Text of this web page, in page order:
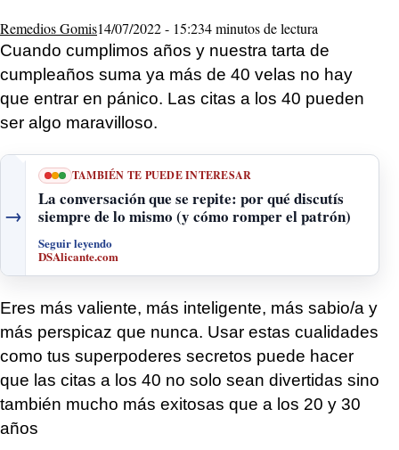
Remedios Gomis14/07/2022 - 15:234 minutos de lectura
Cuando cumplimos años y nuestra tarta de
cumpleaños suma ya más de 40 velas no hay
que entrar en pánico. Las citas a los 40 pueden
ser algo maravilloso.
→
TAMBIÉN TE PUEDE INTERESAR
La conversación que se repite: por qué discutís
siempre de lo mismo (y cómo romper el patrón)
Seguir leyendo
DSAlicante.com
Eres más valiente, más inteligente, más sabio/a y
más perspicaz que nunca. Usar estas cualidades
como tus superpoderes secretos puede hacer
que las citas a los 40 no solo sean divertidas sino
también mucho más exitosas que a los 20 y 30
años